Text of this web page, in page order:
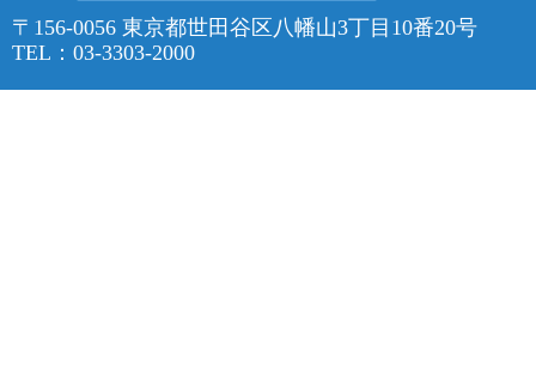
〒156-0056 東京都世田谷区八幡山3丁目10番20号
TEL：03-3303-2000